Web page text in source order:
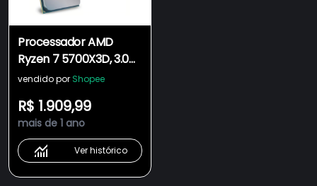
Processador AMD
Ryzen 7 5700X3D, 3.0
GHz, (4.1GHz Max
Núcleos, 16 Threads,
AM4 - 100-
100001503WOF
vendido por Shopee
R$ 1.909,99
mais de 1 ano
Ver histórico